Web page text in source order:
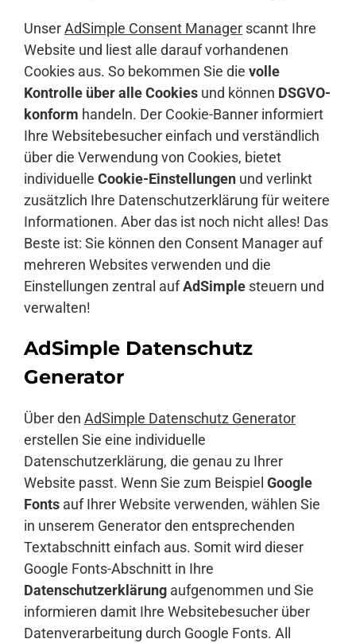
UnserAdSimple Consent Manager scannt Ihre
Website und liest alle darauf vorhandenen
Cookies aus. So bekommen Sie die volle
Kontrolle über alle Cookies und können DSGVO-
konform handeln. Der Cookie-Banner informiert
Ihre Websitebesucher einfach und verständlich
über die Verwendung von Cookies, bietet
individuelle Cookie-Einstellungen und verlinkt
zusätzlich Ihre Datenschutzerklärung für weitere
Informationen. Aber das ist noch nicht alles! Das
Beste ist: Sie können den Consent Manager auf
mehreren Websites verwenden und die
Einstellungen zentral aufAdSimple steuern und
verwalten!
AdSimple Datenschutz
Generator
Über den AdSimple Datenschutz Generator
erstellen Sie eine individuelle
Datenschutzerklärung, die genau zu Ihrer
Website passt. Wenn Sie zum Beispiel Google
Fonts auf Ihrer Website verwenden, wählen Sie
in unserem Generator den entsprechenden
Textabschnitt einfach aus. Somit wird dieser
Google Fonts-Abschnitt in Ihre
Datenschutzerklärung aufgenommen und Sie
informieren damit Ihre Websitebesucher über
Datenverarbeitung durch Google Fonts. All